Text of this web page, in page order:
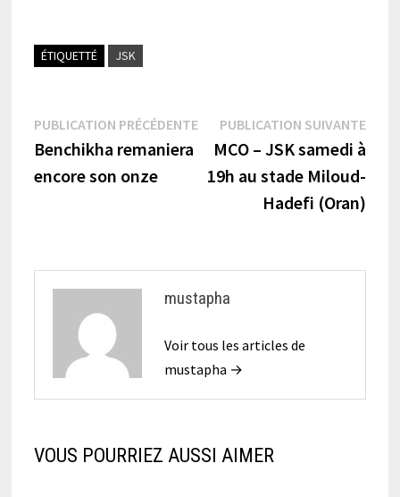
ÉTIQUETTÉ JSK
Navigation
de
PUBLICATION PRÉCÉDENTEPublication
précédente :
Benchikha remaniera
encore son onze
PUBLICATION SUIVANTE
MCO – JSK samedi à
19h au stade Miloud-
Hadefi (Oran)
mustapha
Voir tous les articles de
mustapha →
VOUS POURRIEZ AUSSI AIMER